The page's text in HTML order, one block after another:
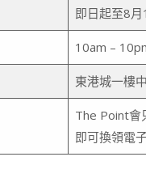
即日起至8月
10am –
東港城一樓
The Point會
即可換領電